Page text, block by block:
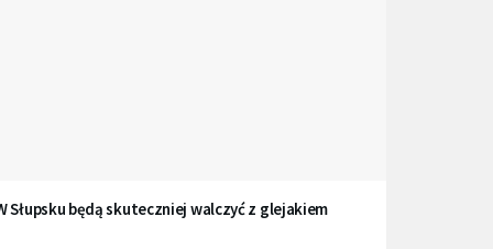
Słupsku będą skuteczniej walczyć z glejakiem